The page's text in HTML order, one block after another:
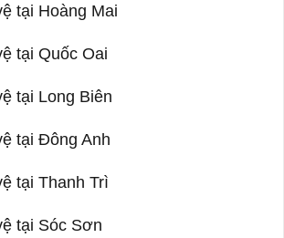
tại Hoàng Mai
tại Quốc Oai
tại Long Biên
tại Đông Anh
tại Thanh Trì
tại Sóc Sơn